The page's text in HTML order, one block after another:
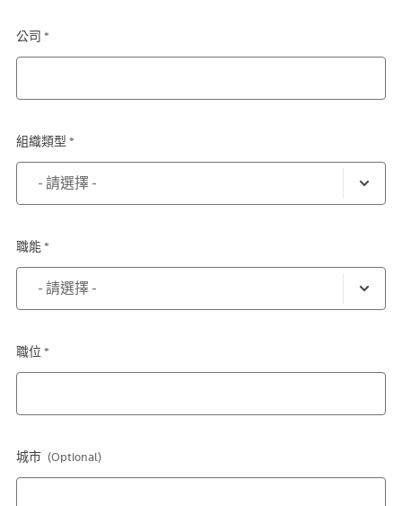
公司 *
組織類型 *
職能 *
職位 *
城市 (Optional)